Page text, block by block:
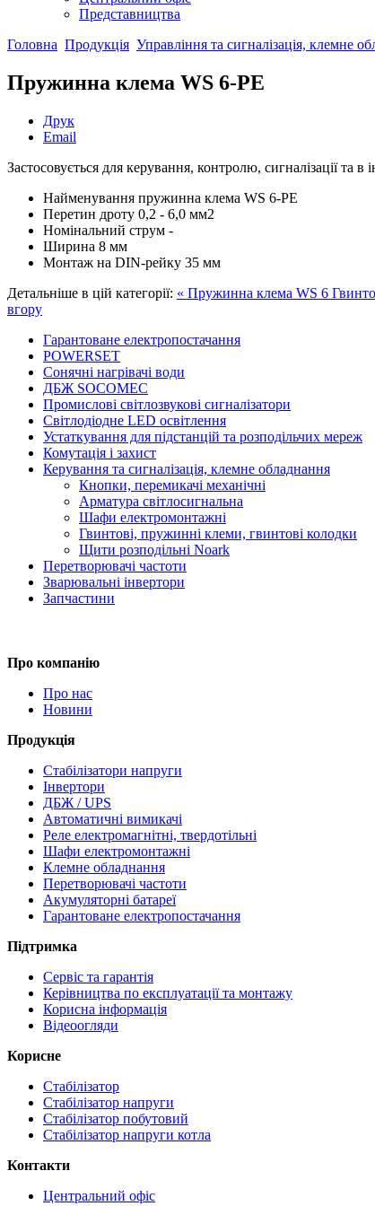
Представництва
Головна Продукція Управління та сигналізація, клемне
Пружинна клема WS 6-PE
Друк
Email
Застосовується для керування, контролю, сигналізації та
Найменування пружинна клема WS 6-PE
Перетин дроту 0,2 - 6,0 мм2
Номінальний струм -
Ширина 8 мм
Монтаж на DIN-рейку 35 мм
Детальніше в цій категорії: « Пружинна клема WS 6
вгору
Гарантоване електропостачання
POWERSET
Сонячні нагрівачі води
ДБЖ SOCOMEC
Промислові світлозвукові сигналізатори
Світлодіодне LED освітлення
Устаткування для підстанцій та розподільчих мереж
Комутація і захист
Керування та сигналізація, клемне обладнання
Кнопки, перемикачі механічні
Арматура світлосигнальна
Шафи електромонтажні
Гвинтові, пружинні клеми, гвинтові колодки
Щити розподільні Noark
Перетворювачі частоти
Зварювальні інвертори
Запчастини
Про компанію
Про нас
Новини
Продукція
Стабілізатори напруги
Інвертори
ДБЖ / UPS
Автоматичні вимикачі
Реле електромагнітні, твердотільні
Шафи електромонтажні
Клемне обладнання
Перетворювачі частоти
Акумуляторні батареї
Гарантоване електропостачання
Підтримка
Сервіс та гарантія
Керівництва по експлуатації та монтажу
Корисна інформація
Відеоогляди
Корисне
Стабілізатор
Стабілізатор напруги
Стабілізатор побутовий
Стабілізатор напруги котла
Контакти
Центральний офіс